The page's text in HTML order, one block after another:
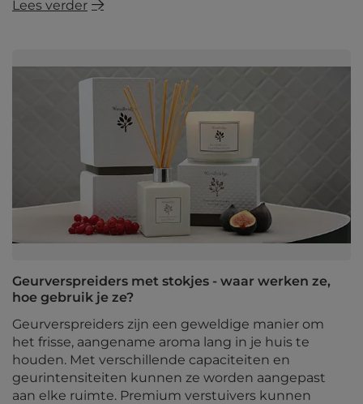
Lees verder
Geurverspreiders met stokjes - waar werken ze,
hoe gebruik je ze?
Geurverspreiders zijn een geweldige manier om
het frisse, aangename aroma lang in je huis te
houden. Met verschillende capaciteiten en
geurintensiteiten kunnen ze worden aangepast
aan elke ruimte. Premium verstuivers kunnen